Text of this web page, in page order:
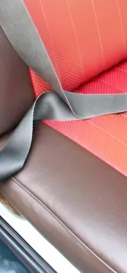
この画像の記事を